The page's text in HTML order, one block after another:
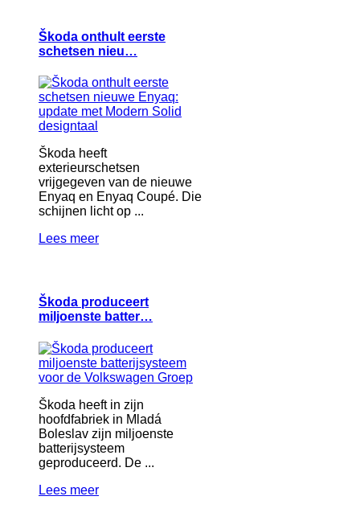
Škoda onthult eerste
schetsen nieu…
Škoda heeft
exterieurschetsen
vrijgegeven van de nieuwe
Enyaq en Enyaq Coupé. Die
schijnen licht op ...
Lees meer
Škoda produceert
miljoenste batter…
Škoda heeft in zijn
hoofdfabriek in Mladá
Boleslav zijn miljoenste
batterijsysteem
geproduceerd. De ...
Lees meer